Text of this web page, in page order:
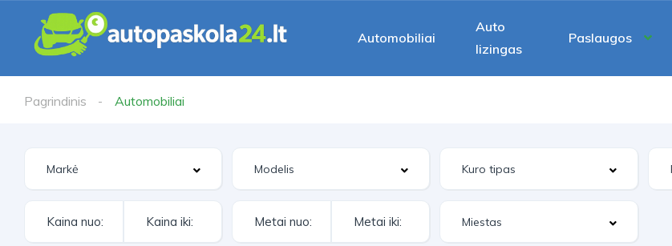
Automobiliai
Auto
lizingas
Paslaugos
Pagrindinis Automobiliai